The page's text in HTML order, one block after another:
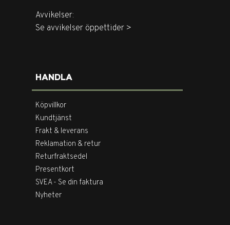
Avvikelser:
Se avvikelser öppettider >
HANDLA
Köpvillkor
Kundtjänst
Frakt & leverans
Reklamation & retur
Returfraktsedel
Presentkort
SVEA - Se din faktura
Nyheter